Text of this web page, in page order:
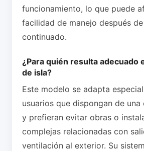
funcionamiento, lo que puede
facilidad de manejo después
continuado.
¿Para quién resulta adecuado
de isla?
Este modelo se adapta
usuarios que dispongan de
y prefieran evitar obras o
complejas relacionadas con
ventilación al exterior. Su